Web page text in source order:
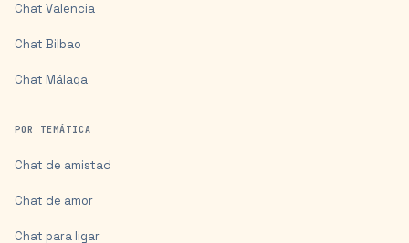
Chat Valencia
Chat Bilbao
Chat Málaga
POR TEMÁTICA
Chat de amistad
Chat de amor
Chat para ligar